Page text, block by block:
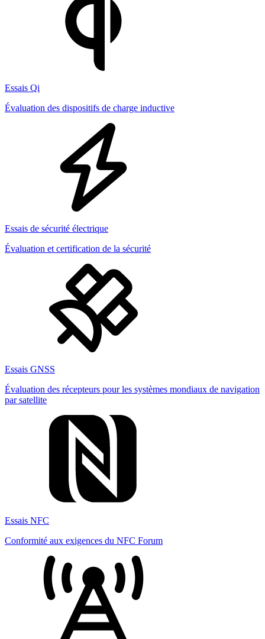
Essais Qi
Évaluation des dispositifs de charge inductive
Essais de sécurité électrique
Évaluation et certification de la sécurité
Essais GNSS
Évaluation des récepteurs pour les systèmes mondiaux de navigation
par satellite
Essais NFC
Conformité aux exigences du NFC Forum